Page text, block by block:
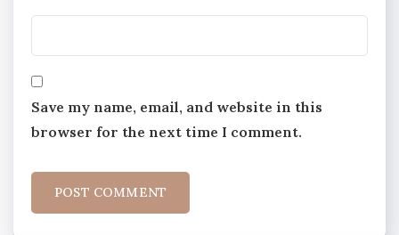
Save my name, email, and website in this
browser for the next time I comment.